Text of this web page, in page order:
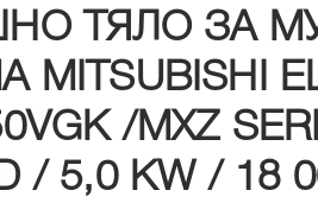
ТЯЛО ЗА
/MXZ
/ 5,0 KW / 18